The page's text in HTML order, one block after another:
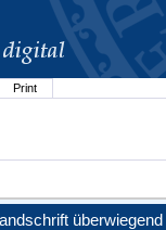
Print